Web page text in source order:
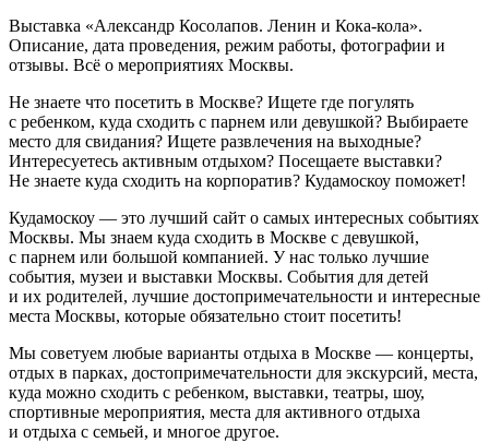
Выставка «Александр Косолапов. Ленин и Кока-кола».
Описание, дата проведения, режим работы, фотографии и
отзывы. Всё о мероприятиях Москвы.
Не знаете что посетить в Москве? Ищете где погулять
с ребенком, куда сходить с парнем или девушкой? Выбираете
место для свидания? Ищете развлечения на выходные?
Интересуетесь активным отдыхом? Посещаете выставки?
Не знаете куда сходить на корпоратив? Кудамоскоу поможет!
Кудамоскоу — это лучший сайт о самых интересных событиях
Москвы. Мы знаем куда сходить в Москве с девушкой,
с парнем или большой компанией. У нас только лучшие
события, музеи и выставки Москвы. События для детей
и их родителей, лучшие достопримечательности и интересные
места Москвы, которые обязательно стоит посетить!
Мы советуем любые варианты отдыха в Москве — концерты,
отдых в парках, достопримечательности для экскурсий, места,
куда можно сходить с ребенком, выставки, театры, шоу,
спортивные мероприятия, места для активного отдыха
и отдыха с семьей, и многое другое.